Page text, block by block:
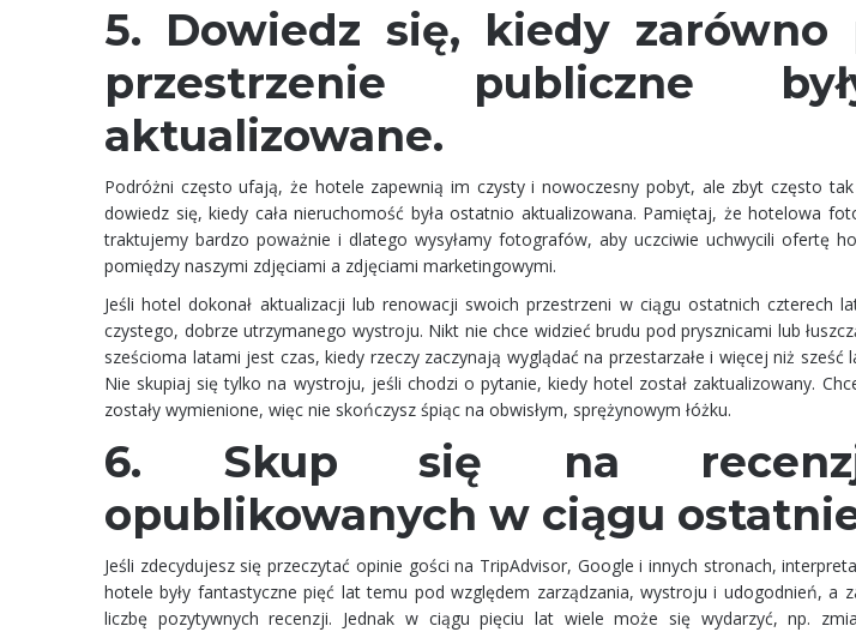
5. Dowiedz się, kiedy
przestrzenie publiczne
aktualizowane.
Podróżni często ufają, że hotele zapewnią im czysty i nowoczesny pobyt, ale zbyt często
dowiedz się, kiedy cała nieruchomość była ostatnio aktualizowana. Pamiętaj, że hotelowa
traktujemy bardzo poważnie i dlatego wysyłamy fotografów, aby uczciwie uchwycili ofertę
pomiędzy naszymi zdjęciami a zdjęciami marketingowymi.
Jeśli hotel dokonał aktualizacji lub renowacji swoich przestrzeni w ciągu ostatnich czterech
czystego, dobrze utrzymanego wystroju. Nikt nie chce widzieć brudu pod prysznicami lub
sześcioma latami jest czas, kiedy rzeczy zaczynają wyglądać na przestarzałe i więcej niż
Nie skupiaj się tylko na wystroju, jeśli chodzi o pytanie, kiedy hotel został zaktualizowany.
zostały wymienione, więc nie skończysz śpiąc na obwisłym, sprężynowym łóżku.
6. Skup się na
opublikowanych w ciągu
Jeśli zdecydujesz się przeczytać opinie gości na TripAdvisor, Google i innych stronach,
hotele były fantastyczne pięć lat temu pod względem zarządzania, wystroju i udogodnień, a
liczbę pozytywnych recenzji. Jednak w ciągu pięciu lat wiele może się wydarzyć, np.